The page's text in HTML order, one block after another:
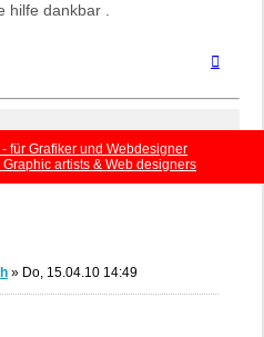
hilfe dankbar .
für Grafiker und Webdesigner
artists & Web designers
» Do, 15.04.10 14:49